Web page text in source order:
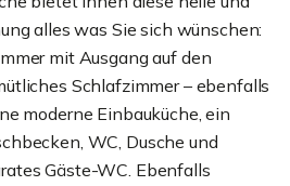
alles was Sie sich wünschen:
mit Ausgang auf den
Schlafzimmer – ebenfalls
moderne Einbauküche, ein
WC, Dusche und
Gäste-WC. Ebenfalls